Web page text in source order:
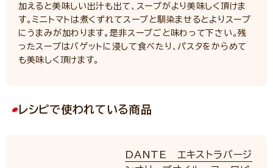
加えると美味しい出汁も出て、スープがより美味しく頂けま
す。ミニトマトは煮くずれてスープと馴染ませるとよりスープ
にうまみが加わります。是非スープごと味わって下さい。残
ったスープはバゲットに浸して食べたり、パスタをからめて
も美味しく頂けます。
レシピで使われている商品
DANTE エキストラバージ